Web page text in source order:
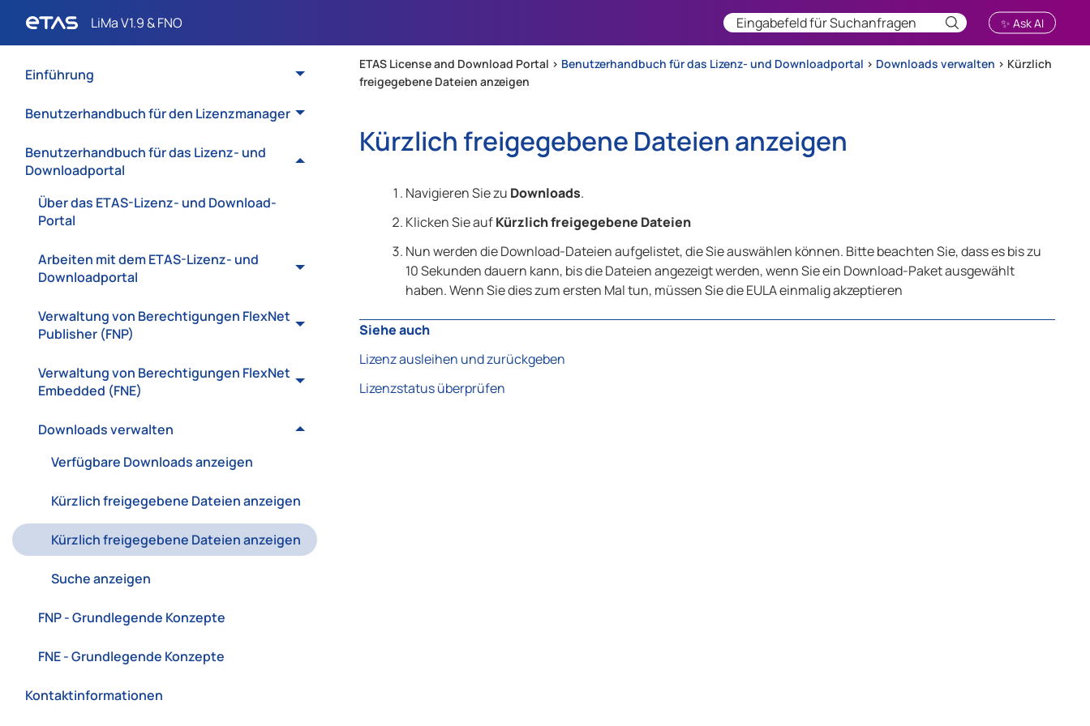
✨ Ask AI
Einführung
Benutzerhandbuch für den Lizenzmanager
Benutzerhandbuch für das Lizenz- und
Downloadportal
Über das ETAS-Lizenz- und Download-
Portal
Arbeiten mit dem ETAS-Lizenz- und
Downloadportal
Verwaltung von Berechtigungen FlexNet
Publisher (FNP)
Verwaltung von Berechtigungen FlexNet
Embedded (FNE)
Downloads verwalten
Verfügbare Downloads anzeigen
Kürzlich freigegebene Dateien anzeigen
Kürzlich freigegebene Dateien anzeigen
Suche anzeigen
FNP - Grundlegende Konzepte
FNE - Grundlegende Konzepte
Kontaktinformationen
ETAS License and Download Portal > Benutzerhandbuch für das Lizenz- und Downloadportal > Downloads verwalten > Kürzlich
freigegebene Dateien anzeigen
Kürzlich freigegebene Dateien anzeigen
Navigieren Sie zu Downloads.
Klicken Sie aufKürzlich freigegebene Dateien
Nun werden die Download-Dateien aufgelistet, die Sie auswählen können. Bitte beachten Sie, dass es bis zu
10 Sekunden dauern kann, bis die Dateien angezeigt werden, wenn Sie ein Download-Paket ausgewählt
haben. Wenn Sie dies zum ersten Mal tun, müssen Sie die EULA einmalig akzeptieren
Siehe auch
Lizenz ausleihen und zurückgeben
Lizenzstatus überprüfen